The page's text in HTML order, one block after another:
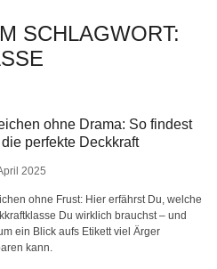
SCHLAGWORT:
ohne Drama: So findest
die perfekte Deckkraft
2025
ohne Frust: Hier erfährst Du, welche
Du wirklich brauchst – und
ein Blick aufs Etikett viel Ärger
kann.